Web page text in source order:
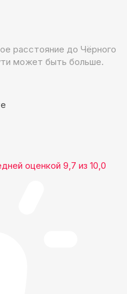
расстояние до Чёрного
может быть больше.
оценкой 9,7 из 10,0